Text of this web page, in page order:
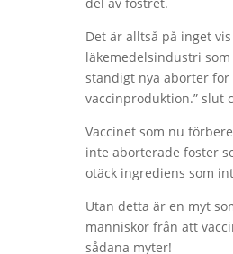
Det är alltså på inget
läkemedelsindustri
ständigt nya aborter för
vaccinproduktion.” slut
Vaccinet som nu
inte aborterade foster
otäck ingrediens som
Utan detta är en myt
människor från att
sådana myter!